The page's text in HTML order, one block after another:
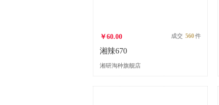
￥60.00 成交 560件
湘辣670
湘研淘种旗舰店